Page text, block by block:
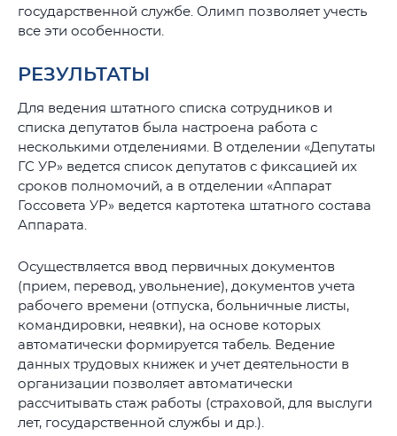
государственной службе. Олимп позволяет учесть
все эти особенности.
РЕЗУЛЬТАТЫ
Для ведения штатного списка сотрудников и
списка депутатов была настроена работа с
несколькими отделениями. В отделении «Депутаты
ГС УР» ведется список депутатов с фиксацией их
сроков полномочий, а в отделении «Аппарат
Госсовета УР» ведется картотека штатного состава
Аппарата.
Осуществляется ввод первичных документов
(прием, перевод, увольнение), документов учета
рабочего времени (отпуска, больничные листы,
командировки, неявки), на основе которых
автоматически формируется табель. Ведение
данных трудовых книжек и учет деятельности в
организации позволяет автоматически
рассчитывать стаж работы (страховой, для выслуги
лет, государственной службы и др.).